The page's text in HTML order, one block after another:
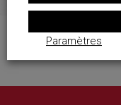
Paramètres